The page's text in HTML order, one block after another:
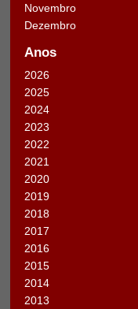
Novembro
Dezembro
Anos
2026
2025
2024
2023
2022
2021
2020
2019
2018
2017
2016
2015
2014
2013